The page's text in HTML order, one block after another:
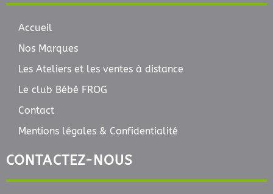
Accueil
Nos Marques
Les Ateliers et les ventes à distance
Le club Bébé FROG
Contact
Mentions légales & Confidentialité
CONTACTEZ-NOUS